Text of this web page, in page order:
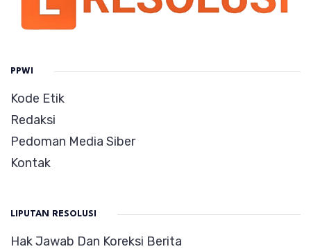
PPWI
Kode Etik
Redaksi
Pedoman Media Siber
Kontak
LIPUTAN RESOLUSI
Hak Jawab Dan Koreksi Berita